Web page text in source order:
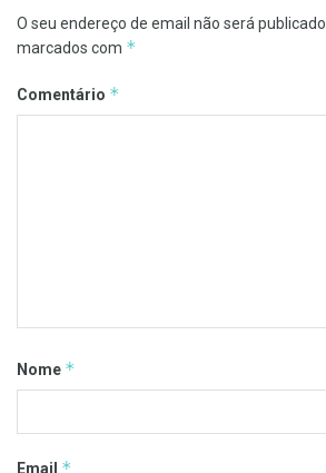
O seu endereço de email não será publicado.
marcados com *
Comentário *
Nome *
Email *